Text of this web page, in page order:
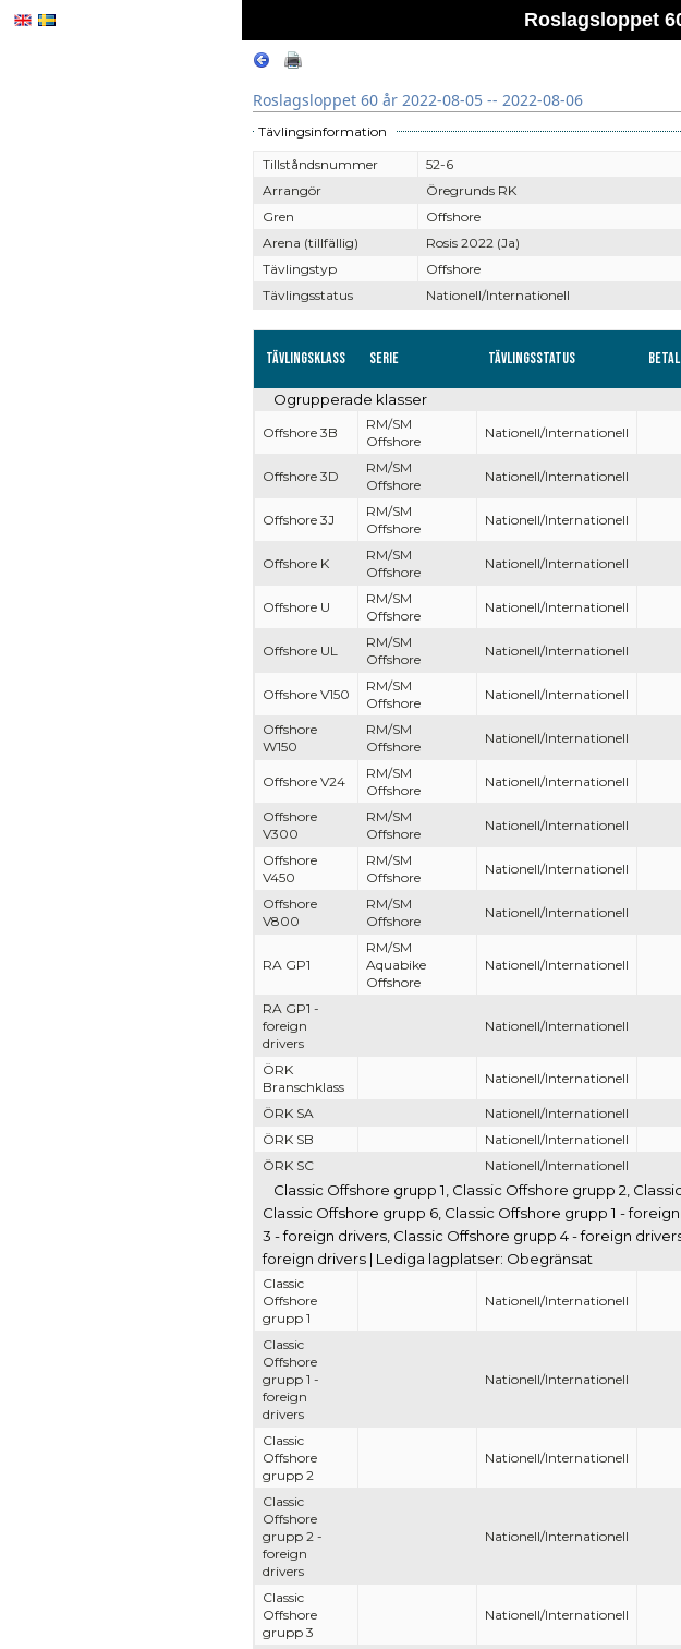
Roslagsloppet
Roslagsloppet 60 år 2022-08-05 -- 2022-08-06
Tävlingsinformation
Tillståndsnummer
52-6
Arrangör
Öregrunds RK
Gren
Offshore
Arena (tillfällig)
Rosis 2022 (Ja)
Tävlingstyp
Offshore
Tävlingsstatus
Nationell/Internationell
Tävlingsklass Serie Tävlingsstatus
Ogrupperade klasser
Offshore 3B
RM/SM
Offshore
Nationell/Internationell
Offshore 3D
RM/SM
Offshore
Nationell/Internationell
Offshore 3J
RM/SM
Offshore
Nationell/Internationell
Offshore K
RM/SM
Offshore
Nationell/Internationell
Offshore U
RM/SM
Offshore
Nationell/Internationell
Offshore UL
RM/SM
Offshore
Nationell/Internationell
Offshore V150
RM/SM
Offshore
Nationell/Internationell
Offshore
W150
RM/SM
Offshore
Nationell/Internationell
Offshore V24
RM/SM
Offshore
Nationell/Internationell
Offshore
V300
RM/SM
Offshore
Nationell/Internationell
Offshore
V450
RM/SM
Offshore
Nationell/Internationell
Offshore
V800
RM/SM
Offshore
Nationell/Internationell
RA GP1
RM/SM
Aquabike
Offshore
Nationell/Internationell
RA GP1 -
foreign
drivers
Nationell/Internationell
ÖRK
Branschklass
Nationell/Internationell
ÖRK SA Nationell/Internationell
ÖRK SB
Nationell/Internationell
ÖRK SC
Nationell/Internationell
Classic Offshore grupp 1, Classic Offshore grupp 2,
Classic Offshore grupp 6, Classic Offshore grupp 1 -
3 - foreign drivers, Classic Offshore grupp 4 - foreign
foreign drivers | Lediga lagplatser: Obegränsat
Classic
Offshore
grupp 1
Nationell/Internationell
Classic
Offshore
grupp 1 -
foreign
drivers
Nationell/Internationell
Classic
Offshore
grupp 2
Nationell/Internationell
Classic
Offshore
grupp 2 -
foreign
drivers
Nationell/Internationell
Classic
Offshore
grupp 3
Nationell/Internationell